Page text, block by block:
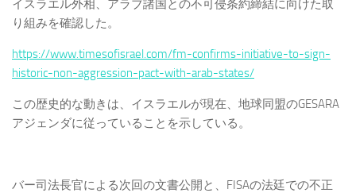
イスラエル外相、アラブ諸国との不可侵条約締結に向けた取
り組みを確認した。
https://www.timesofisrael.com/fm-confirms-initiative-to-sign-
historic-non-aggression-pact-with-arab-states/
この歴史的な動きは、イスラエルが現在、地球同盟のGESARA
アジェンダに従っていることを示している。
バー司法長官による次回の文書公開と、FISAの法廷での不正